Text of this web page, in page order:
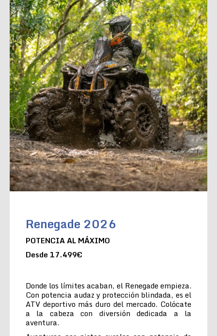
Renegade 2026
POTENCIA AL MÁXIMO
Desde 17.499€
Donde los límites acaban, el Renegade empieza.
Con potencia audaz y protección blindada, es el
ATV deportivo más duro del mercado. Colócate
a la cabeza con diversión dedicada a la
aventura.